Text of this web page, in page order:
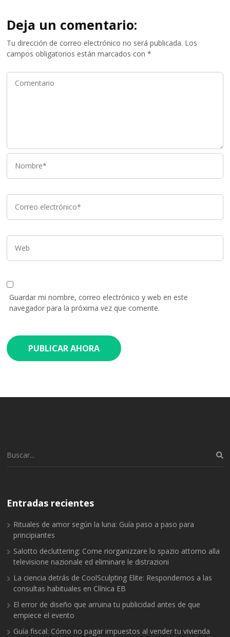
Deja un comentario:
Tu dirección de correo electrónico no será publicada. Los
campos obligatorios están marcados con*
Guardar mi nombre, correo electrónico y web en este
navegador para la próxima vez que comente.
Buscar:
Entradas recientes
Rituales de amor según la luna: Guía paso a paso para
principiantes
Salotto decluttering: Come riorganizzare lo spazio attorno alla
televisione nazionale ed eliminare le distrazioni
La ciencia detrás de CoolSculpting Elite: Respondemos a las
consultas habituales en Clínica EB
El error de diseño que arruina tu publicidad antes de que
empiece el evento
Guía fiscal: Cómo no pagar impuestos al vender tu vivienda